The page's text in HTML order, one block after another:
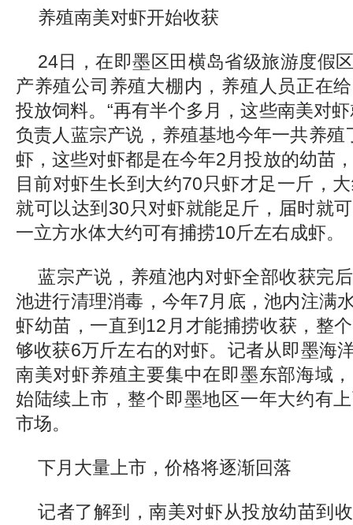
养殖南美对虾开始收获
24日，在即墨区田横岛省级旅游度假
产养殖公司养殖大棚内，养殖人员正在
投放饲料。“再有半个多月，这些南美对
负责人蓝宗产说，养殖基地今年一共养殖
虾，这些对虾都是在今年2月投放的幼苗
目前对虾生长到大约70只虾才足一斤，
就可以达到30只对虾就能足斤，届时就
一立方水体大约可有捕捞10斤左右成虾。
蓝宗产说，养殖池内对虾全部收获完
池进行清理消毒，今年7月底，池内注满
虾幼苗，一直到12月才能捕捞收获，整
够收获6万斤左右的对虾。记者从即墨海
南美对虾养殖主要集中在即墨东部海域
始陆续上市，整个即墨地区一年大约有
市场。
下月大量上市，价格将逐渐回落
记者了解到，南美对虾从投放幼苗到